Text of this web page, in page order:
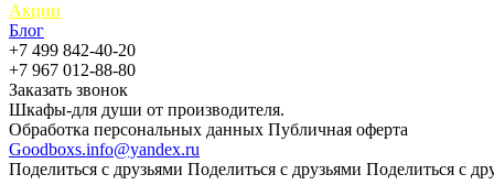
Акции
Блог
+7 499 842-40-20
+7 967 012-88-80
Заказать звонок
Шкафы-для души от производителя.
Обработка персональных данных Публичная оферта
Goodboxs.info@yandex.ru
Поделиться с друзьями Поделиться с друзьями Поделиться с